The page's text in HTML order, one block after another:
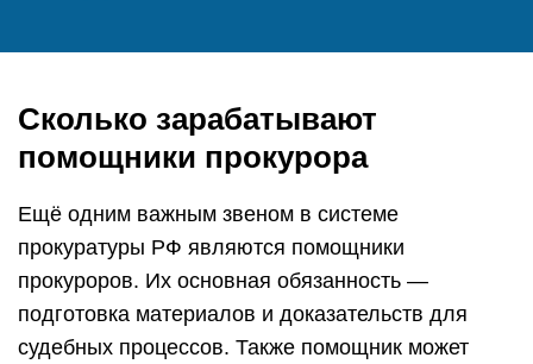
Сколько зарабатывают
помощники прокурора
Ещё одним важным звеном в системе
прокуратуры РФ являются помощники
прокуроров. Их основная обязанность —
подготовка материалов и доказательств для
судебных процессов. Также помощник может